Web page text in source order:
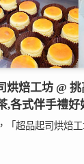
烘焙工坊 @
,各式伴手禮好
「超品起司烘焙